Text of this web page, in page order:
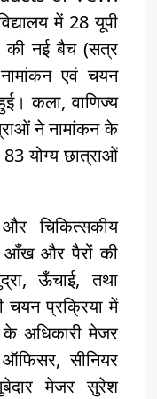
में 28 यूपी
की नई बैच (सत्र
एवं चयन
कला, वाणिज्य
ने नामांकन के
योग्य छात्राओं
चिकित्सकीय
आँख और पैरों की
ऊँचाई, तथा
चयन प्रक्रिया में
के अधिकारी मेजर
ऑफिसर, सीनियर
मेजर सुरेश